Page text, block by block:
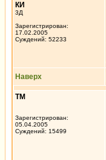
КИ
3Д
Зарегистрирован:
17.02.2005
Суждений: 52233
Наверх
ТМ
Зарегистрирован:
05.04.2005
Суждений: 15499